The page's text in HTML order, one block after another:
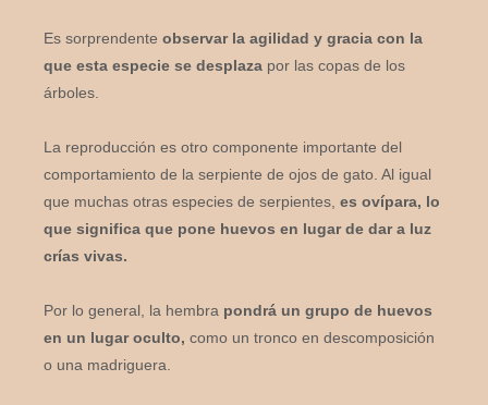
Es sorprendente observar la agilidad y gracia con la
que esta especie se desplaza por las copas de los
árboles.
La reproducción es otro componente importante del
comportamiento de la serpiente de ojos de gato. Al igual
que muchas otras especies de serpientes, es ovípara, lo
que significa que pone huevos en lugar de dar a luz
crías vivas.
Por lo general, la hembra pondrá un grupo de huevos
en un lugar oculto, como un tronco en descomposición
o una madriguera.